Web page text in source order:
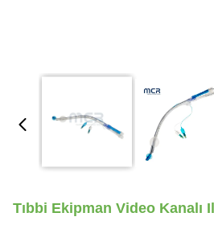
Tıbbi Ekipman Video Kanalı